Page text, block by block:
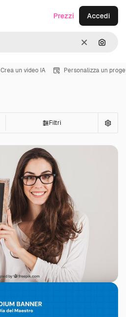
CancellaCerca
Prezzi Accedi
Crea un video IA Personalizza un
Filtri